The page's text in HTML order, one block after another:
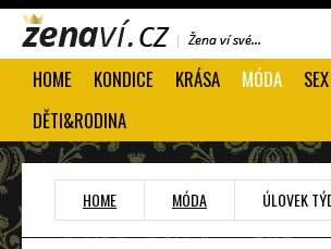
HOME KONDICE KRÁSA MÓDA
DĚTI&RODINA
HOME MÓDA ÚLOVEK